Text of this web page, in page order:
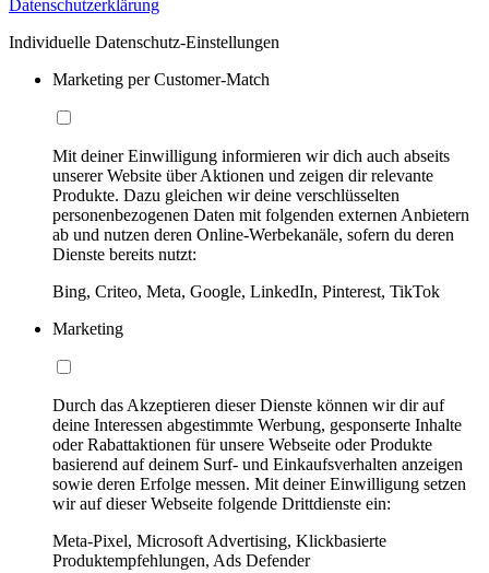
Datenschutzerklärung
Individuelle Datenschutz-Einstellungen
Marketing per Customer-Match
Mit deiner Einwilligung informieren wir dich auch abseits
unserer Website über Aktionen und zeigen dir relevante
Produkte. Dazu gleichen wir deine verschlüsselten
personenbezogenen Daten mit folgenden externen Anbietern
ab und nutzen deren Online-Werbekanäle, sofern du deren
Dienste bereits nutzt:
Bing, Criteo, Meta, Google, LinkedIn, Pinterest, TikTok
Marketing
Durch das Akzeptieren dieser Dienste können wir dir auf
deine Interessen abgestimmte Werbung, gesponserte Inhalte
oder Rabattaktionen für unsere Webseite oder Produkte
basierend auf deinem Surf- und Einkaufsverhalten anzeigen
sowie deren Erfolge messen. Mit deiner Einwilligung setzen
wir auf dieser Webseite folgende Drittdienste ein:
Meta-Pixel, Microsoft Advertising, Klickbasierte
Produktempfehlungen, Ads Defender